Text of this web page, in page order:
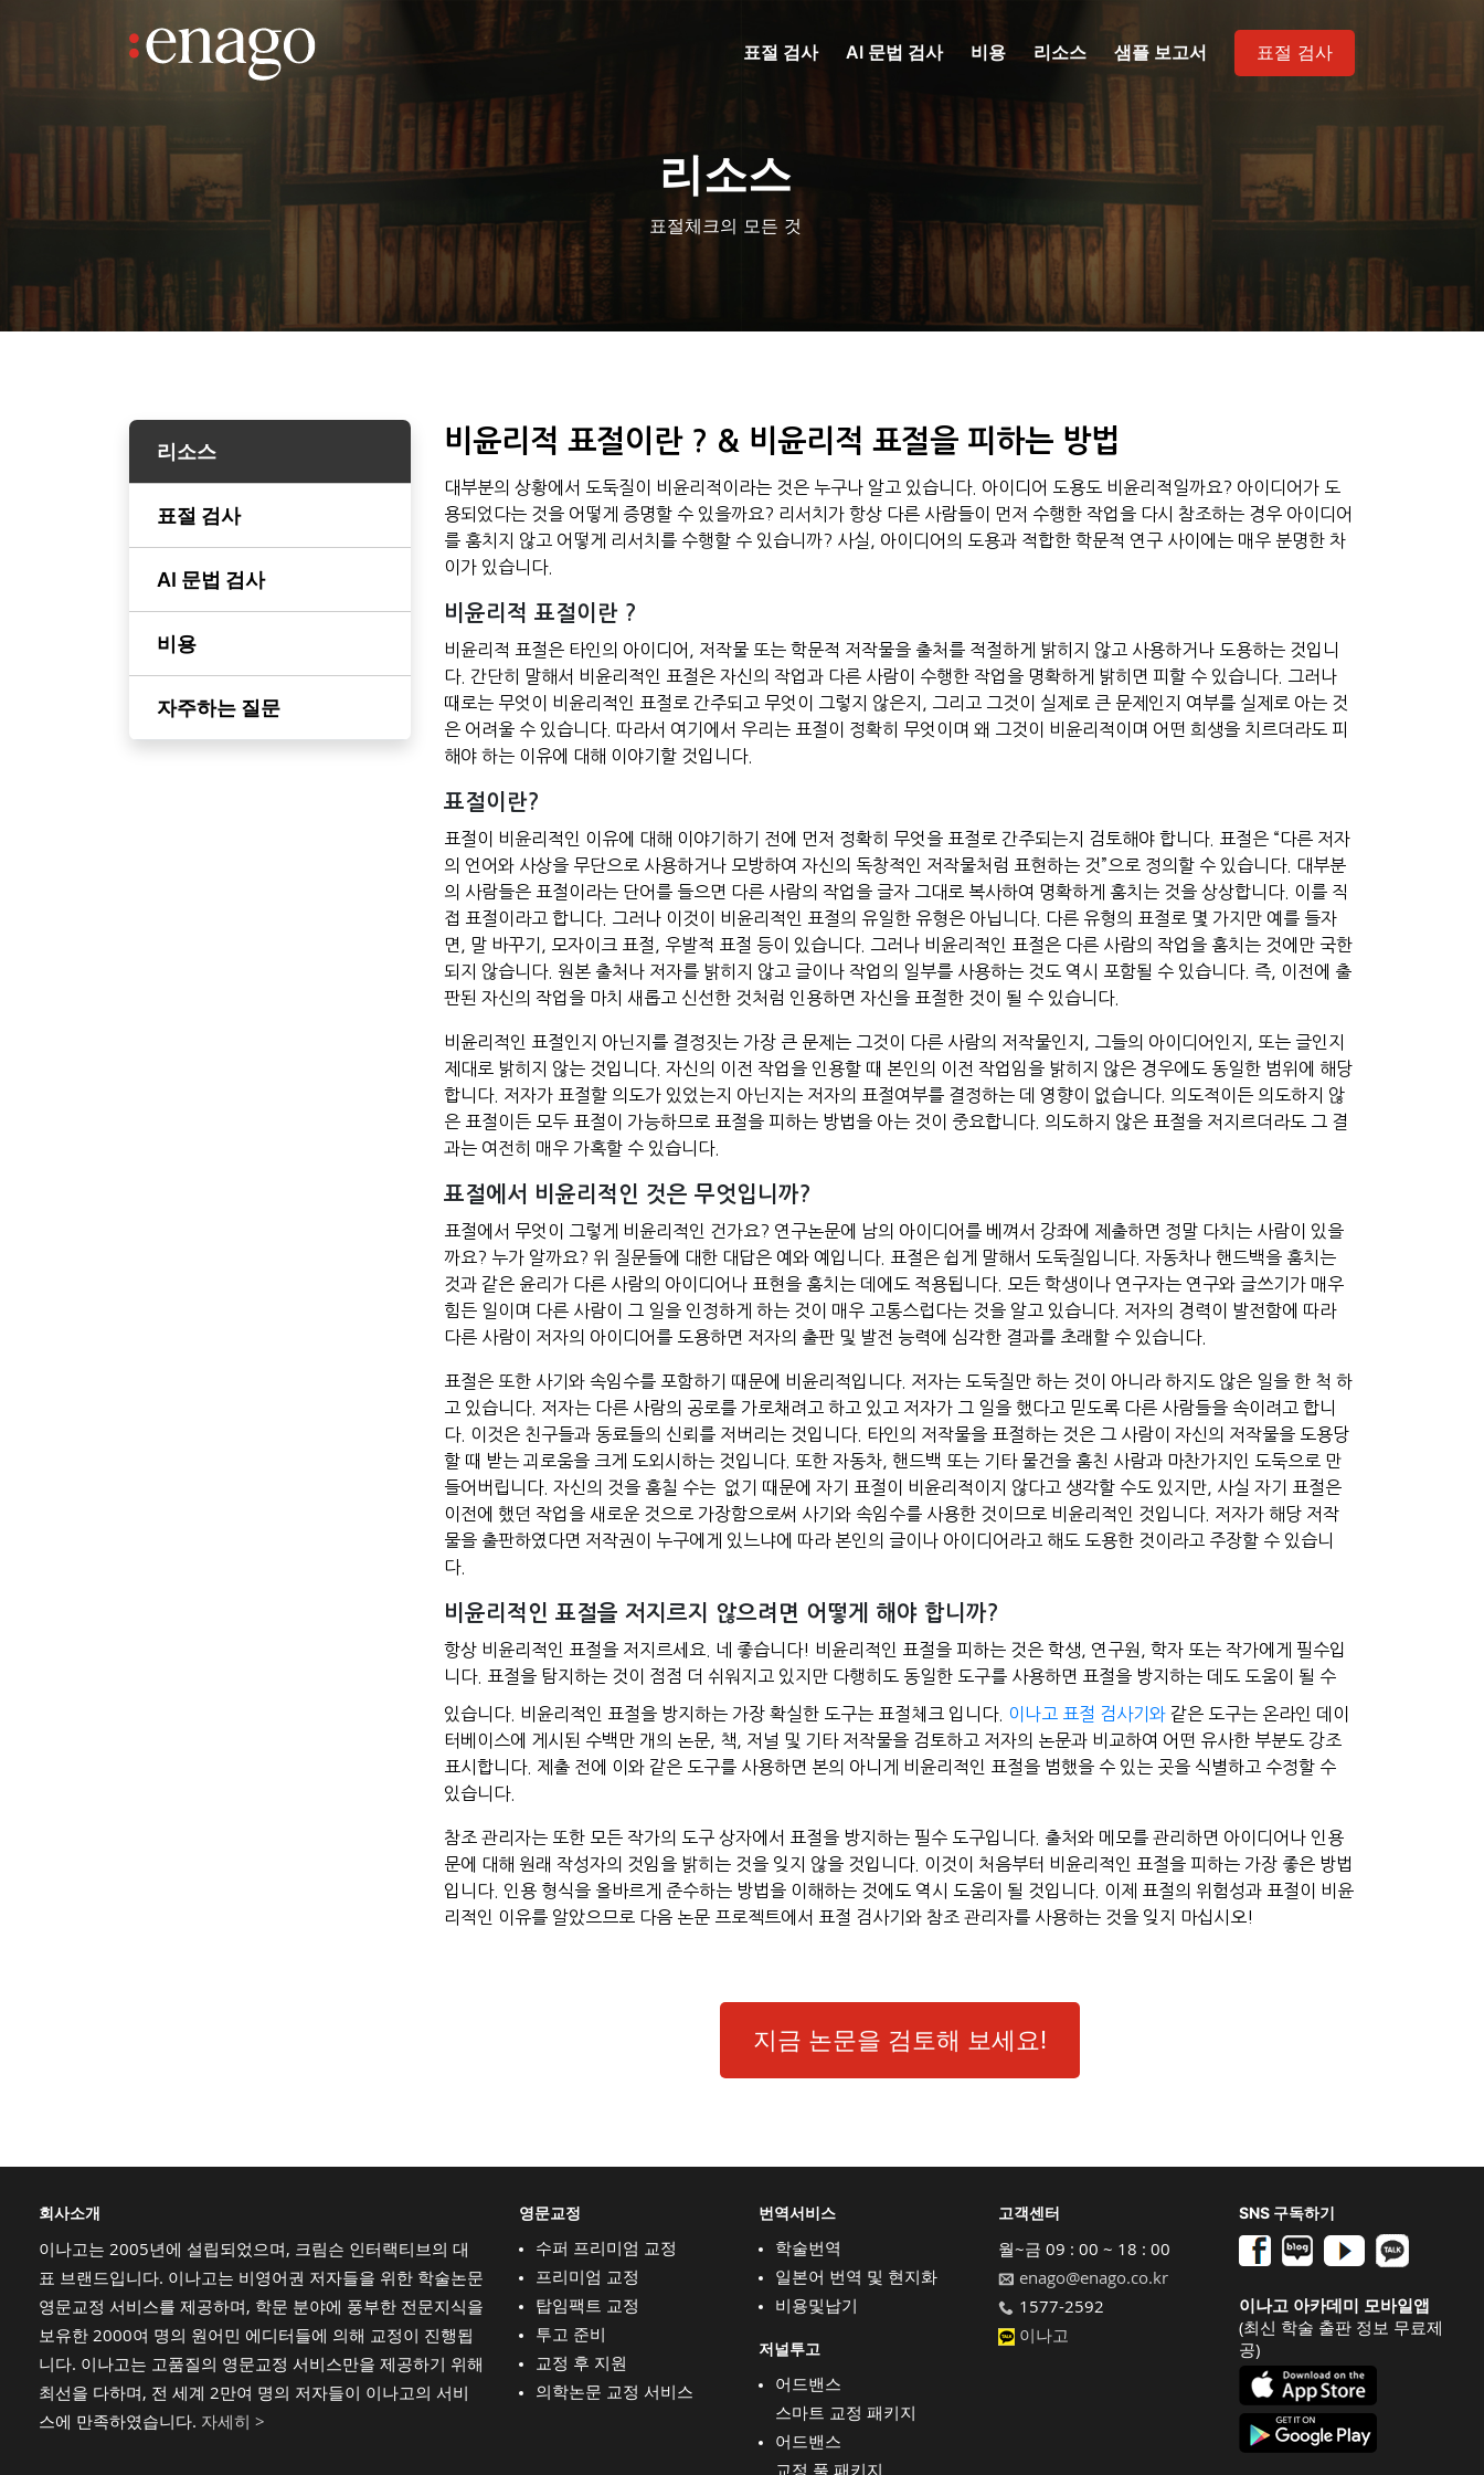
표절 검사 AI 문법 검사 비용 리소스 샘플 보고서 표절 검사
리소스
표절체크의 모든 것
리소스
표절 검사
AI 문법 검사
비용
자주하는 질문
비윤리적 표절이란 ? & 비윤리적 표절을 피하는 방법
대부분의 상황에서 도둑질이 비윤리적이라는 것은 누구나 알고 있습니다. 아이디어 도용도 비윤리적일까요? 아이디어가 도
용되었다는 것을 어떻게 증명할 수 있을까요? 리서치가 항상 다른 사람들이 먼저 수행한 작업을 다시 참조하는 경우 아이디어
를 훔치지 않고 어떻게 리서치를 수행할 수 있습니까? 사실, 아이디어의 도용과 적합한 학문적 연구 사이에는 매우 분명한 차
이가 있습니다.
비윤리적 표절이란 ?
비윤리적 표절은 타인의 아이디어, 저작물 또는 학문적 저작물을 출처를 적절하게 밝히지 않고 사용하거나 도용하는 것입니
다. 간단히 말해서 비윤리적인 표절은 자신의 작업과 다른 사람이 수행한 작업을 명확하게 밝히면 피할 수 있습니다. 그러나
때로는 무엇이 비윤리적인 표절로 간주되고 무엇이 그렇지 않은지, 그리고 그것이 실제로 큰 문제인지 여부를 실제로 아는 것
은 어려울 수 있습니다. 따라서 여기에서 우리는 표절이 정확히 무엇이며 왜 그것이 비윤리적이며 어떤 희생을 치르더라도 피
해야 하는 이유에 대해 이야기할 것입니다.
표절이란?
표절이 비윤리적인 이유에 대해 이야기하기 전에 먼저 정확히 무엇을 표절로 간주되는지 검토해야 합니다. 표절은 “다른 저자
의 언어와 사상을 무단으로 사용하거나 모방하여 자신의 독창적인 저작물처럼 표현하는 것”으로 정의할 수 있습니다. 대부분
의 사람들은 표절이라는 단어를 들으면 다른 사람의 작업을 글자 그대로 복사하여 명확하게 훔치는 것을 상상합니다. 이를 직
접 표절이라고 합니다. 그러나 이것이 비윤리적인 표절의 유일한 유형은 아닙니다. 다른 유형의 표절로 몇 가지만 예를 들자
면, 말 바꾸기, 모자이크 표절, 우발적 표절 등이 있습니다. 그러나 비윤리적인 표절은 다른 사람의 작업을 훔치는 것에만 국한
되지 않습니다. 원본 출처나 저자를 밝히지 않고 글이나 작업의 일부를 사용하는 것도 역시 포함될 수 있습니다. 즉, 이전에 출
판된 자신의 작업을 마치 새롭고 신선한 것처럼 인용하면 자신을 표절한 것이 될 수 있습니다.
비윤리적인 표절인지 아닌지를 결정짓는 가장 큰 문제는 그것이 다른 사람의 저작물인지, 그들의 아이디어인지, 또는 글인지
제대로 밝히지 않는 것입니다. 자신의 이전 작업을 인용할 때 본인의 이전 작업임을 밝히지 않은 경우에도 동일한 범위에 해당
합니다. 저자가 표절할 의도가 있었는지 아닌지는 저자의 표절여부를 결정하는 데 영향이 없습니다. 의도적이든 의도하지 않
은 표절이든 모두 표절이 가능하므로 표절을 피하는 방법을 아는 것이 중요합니다. 의도하지 않은 표절을 저지르더라도 그 결
과는 여전히 매우 가혹할 수 있습니다.
표절에서 비윤리적인 것은 무엇입니까?
표절에서 무엇이 그렇게 비윤리적인 건가요? 연구논문에 남의 아이디어를 베껴서 강좌에 제출하면 정말 다치는 사람이 있을
까요? 누가 알까요? 위 질문들에 대한 대답은 예와 예입니다. 표절은 쉽게 말해서 도둑질입니다. 자동차나 핸드백을 훔치는
것과 같은 윤리가 다른 사람의 아이디어나 표현을 훔치는 데에도 적용됩니다. 모든 학생이나 연구자는 연구와 글쓰기가 매우
힘든 일이며 다른 사람이 그 일을 인정하게 하는 것이 매우 고통스럽다는 것을 알고 있습니다. 저자의 경력이 발전함에 따라
다른 사람이 저자의 아이디어를 도용하면 저자의 출판 및 발전 능력에 심각한 결과를 초래할 수 있습니다.
표절은 또한 사기와 속임수를 포함하기 때문에 비윤리적입니다. 저자는 도둑질만 하는 것이 아니라 하지도 않은 일을 한 척 하
고 있습니다. 저자는 다른 사람의 공로를 가로채려고 하고 있고 저자가 그 일을 했다고 믿도록 다른 사람들을 속이려고 합니
다. 이것은 친구들과 동료들의 신뢰를 저버리는 것입니다. 타인의 저작물을 표절하는 것은 그 사람이 자신의 저작물을 도용당
할 때 받는 괴로움을 크게 도외시하는 것입니다. 또한 자동차, 핸드백 또는 기타 물건을 훔친 사람과 마찬가지인 도둑으로 만
들어버립니다. 자신의 것을 훔칠 수는 없기 때문에 자기 표절이 비윤리적이지 않다고 생각할 수도 있지만, 사실 자기 표절은
이전에 했던 작업을 새로운 것으로 가장함으로써 사기와 속임수를 사용한 것이므로 비윤리적인 것입니다. 저자가 해당 저작
물을 출판하였다면 저작권이 누구에게 있느냐에 따라 본인의 글이나 아이디어라고 해도 도용한 것이라고 주장할 수 있습니
다.
비윤리적인 표절을 저지르지 않으려면 어떻게 해야 합니까?
항상 비윤리적인 표절을 저지르세요. 네 좋습니다! 비윤리적인 표절을 피하는 것은 학생, 연구원, 학자 또는 작가에게 필수입
니다. 표절을 탐지하는 것이 점점 더 쉬워지고 있지만 다행히도 동일한 도구를 사용하면 표절을 방지하는 데도 도움이 될 수
있습니다. 비윤리적인 표절을 방지하는 가장 확실한 도구는 표절체크 입니다. 이나고 표절 검사기와 같은 도구는 온라인 데이
터베이스에 게시된 수백만 개의 논문, 책, 저널 및 기타 저작물을 검토하고 저자의 논문과 비교하여 어떤 유사한 부분도 강조
표시합니다. 제출 전에 이와 같은 도구를 사용하면 본의 아니게 비윤리적인 표절을 범했을 수 있는 곳을 식별하고 수정할 수
있습니다.
참조 관리자는 또한 모든 작가의 도구 상자에서 표절을 방지하는 필수 도구입니다. 출처와 메모를 관리하면 아이디어나 인용
문에 대해 원래 작성자의 것임을 밝히는 것을 잊지 않을 것입니다. 이것이 처음부터 비윤리적인 표절을 피하는 가장 좋은 방법
입니다. 인용 형식을 올바르게 준수하는 방법을 이해하는 것에도 역시 도움이 될 것입니다. 이제 표절의 위험성과 표절이 비윤
리적인 이유를 알았으므로 다음 논문 프로젝트에서 표절 검사기와 참조 관리자를 사용하는 것을 잊지 마십시오!
지금 논문을 검토해 보세요!
회사소개
이나고는 2005년에 설립되었으며, 크림슨 인터랙티브의 대
표 브랜드입니다. 이나고는 비영어권 저자들을 위한 학술논문
영문교정 서비스를 제공하며, 학문 분야에 풍부한 전문지식을
보유한 2000여 명의 원어민 에디터들에 의해 교정이 진행됩
니다. 이나고는 고품질의 영문교정 서비스만을 제공하기 위해
최선을 다하며, 전 세계 2만여 명의 저자들이 이나고의 서비
스에 만족하였습니다. 자세히 >
영문교정
수퍼 프리미엄 교정
프리미엄 교정
탑임팩트 교정
투고 준비
교정 후 지원
의학논문 교정 서비스
번역서비스
학술번역
일본어 번역 및 현지화
비용및납기
저널투고
어드밴스
스마트 교정 패키지
어드밴스
교정 풀 패키지
고객센터
월~금 09 : 00 ~ 18 : 00
enago@enago.co.kr
1577-2592
이나고
SNS 구독하기
이나고 아카데미 모바일앱
(최신 학술 출판 정보 무료제
공)